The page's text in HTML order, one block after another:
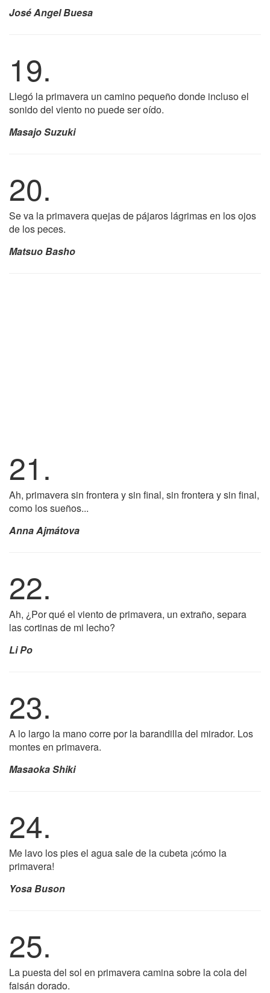
José Angel Buesa
19.
Llegó la primavera un camino pequeño donde incluso el
sonido del viento no puede ser oído.
Masajo Suzuki
20.
Se va la primavera quejas de pájaros lágrimas en los ojos
de los peces.
Matsuo Basho
21.
Ah, primavera sin frontera y sin final, sin frontera y sin final,
como los sueños...
Anna Ajmátova
22.
Ah, ¿Por qué el viento de primavera, un extraño, separa
las cortinas de mi lecho?
Li Po
23.
A lo largo la mano corre por la barandilla del mirador. Los
montes en primavera.
Masaoka Shiki
24.
Me lavo los pies el agua sale de la cubeta ¡cómo la
primavera!
Yosa Buson
25.
La puesta del sol en primavera camina sobre la cola del
faisán dorado.